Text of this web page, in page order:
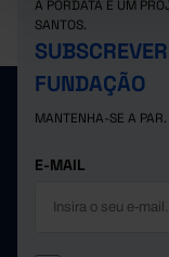
Suíça
A PORDATA É UM
SANTOS.
FUNDAÇÃO
MANTENHA-SE A PAR.
E-MAIL